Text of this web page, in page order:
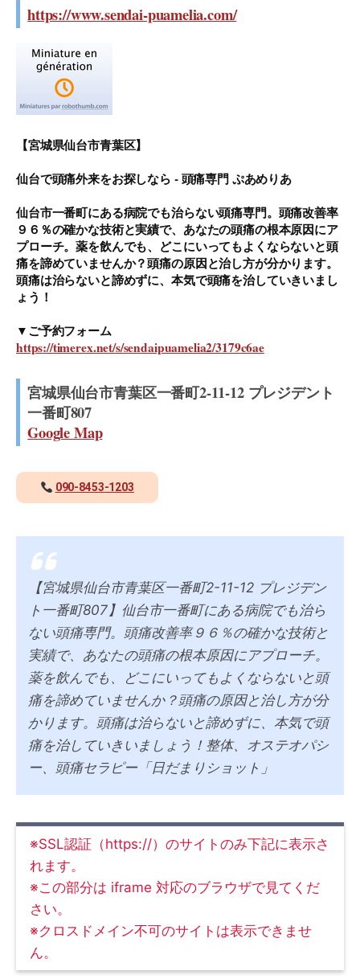
https://www.sendai-puamelia.com/
【宮城県仙台市青葉区】
仙台で頭痛外来をお探しなら - 頭痛専門 ぷあめりあ
仙台市一番町にある病院でも治らない頭痛専門。頭痛改善率
９６％の確かな技術と実績で、あなたの頭痛の根本原因にア
プローチ。薬を飲んでも、どこにいってもよくならないと頭
痛を諦めていませんか？頭痛の原因と治し方が分かります。
頭痛は治らないと諦めずに、本気で頭痛を治していきいまし
ょう！
▼ご予約フォーム
https://timerex.net/s/sendaipuamelia2/3179c6ae
宮城県仙台市青葉区一番町2-11-12 プレジデント
一番町807
Google Map
090-8453-1203
【宮城県仙台市青葉区一番町2-11-12 プレジデン
ト一番町807】仙台市一番町にある病院でも治ら
ない頭痛専門。頭痛改善率９６％の確かな技術と
実績で、あなたの頭痛の根本原因にアプローチ。
薬を飲んでも、どこにいってもよくならないと頭
痛を諦めていませんか？頭痛の原因と治し方が分
かります。頭痛は治らないと諦めずに、本気で頭
痛を治していきいましょう！整体、オステオパシ
ー、頭痛セラピー「日だまりショット」
※SSL認証（https://）のサイトのみ下記に表示さ
れます。
※この部分は iframe 対応のブラウザで見てくだ
さい。
※クロスドメイン不可のサイトは表示できませ
ん。